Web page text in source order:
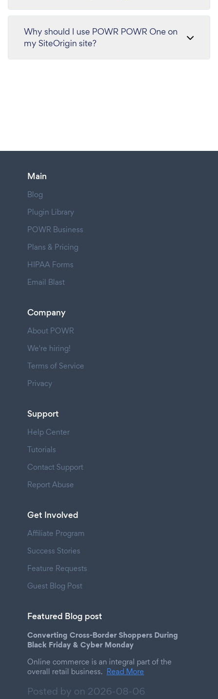
Why should I use POWR POWR One on
my SiteOrigin site?
Main
Blog
Plugin Library
POWR Business
Plans & Pricing
HIPAA Forms
Email Blast
Company
About POWR
We're hiring!
Terms of Service
Privacy
Support
Help Center
Tutorials
Contact Support
Report Abuse
Get Involved
Affiliate Program
Success Stories
Feature Requests
Guest Blog Post
Featured Blog post
Converting Cross-Border Shoppers During
Black Friday & Cyber Monday
Online commerce is an integral part of the
overall retail business. Read More
Posted by on 2026-08-06